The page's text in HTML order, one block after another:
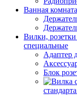
Ванная
Вилки,
специальные
Адаптер
Блок